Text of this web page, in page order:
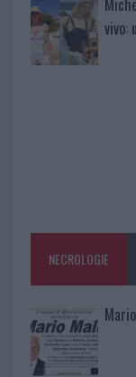
vivo:
NECROLOGIE